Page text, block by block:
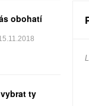
obohatí
ty